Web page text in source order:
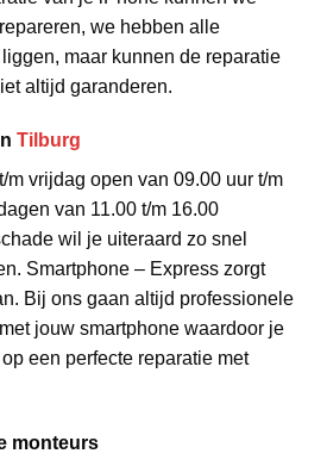
repareren, we hebben alle
maar kunnen de reparatie
altijd garanderen.
Tilburg
vrijdag open van 09.00 uur t/m
van 11.00 t/m 16.00
wil je uiteraard zo snel
Smartphone – Express zorgt
Bij ons gaan altijd professionele
jouw smartphone waardoor je
een perfecte reparatie met
monteurs